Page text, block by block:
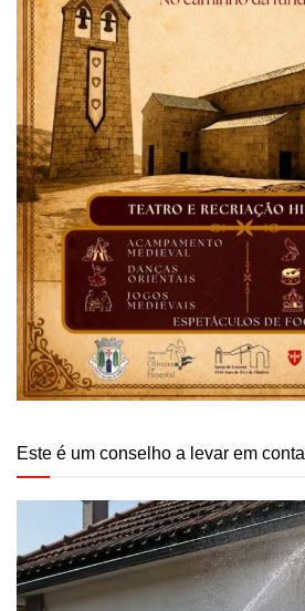
Este é um conselho a levar em conta